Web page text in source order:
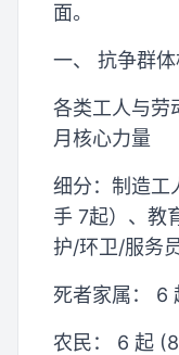
面。
一、 抗争群
各类工人与
月核心力量
细分：制造工
手 7起）、教
护/环卫/服务
死者家属： 6
农民： 6 起